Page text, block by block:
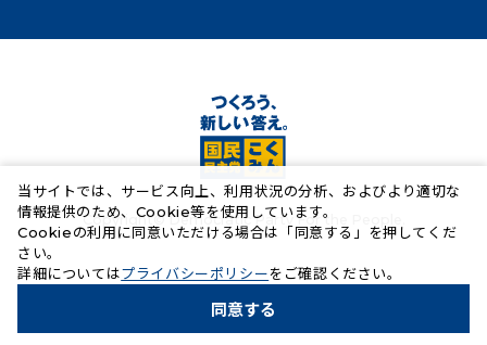
Copyright© Democratic Party For the People.
当サイトでは、サービス向上、利用状況の分析、およびより適切な
情報提供のため、Cookie等を使用しています。
Cookieの利用に同意いただける場合は「同意する」を押してくだ
さい。
詳細についてはプライバシーポリシー（新しいタブで開く）
をご確認ください。
同意する